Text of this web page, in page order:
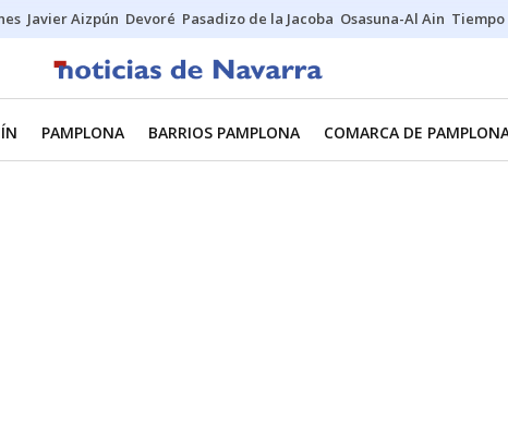
Javier Aizpún Devoré Pasadizo de la Jacoba Osasuna-Al Ain Tiempo
PAMPLONA BARRIOS PAMPLONA COMARCA DE